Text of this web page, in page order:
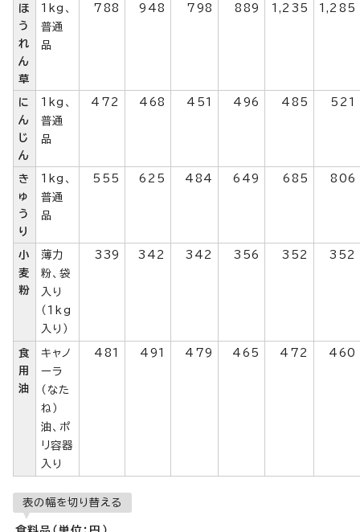
ほ
う
れ
ん
草
1kg、
普通
品
788 948 798 889 1,235 1,285
に
ん
じ
ん
1kg、
普通
品
472 468 451 496 485 521
き
ゅ
う
り
1kg、
普通
品
555 625 484 649 685 806
小
麦
粉
薄力
粉、袋
入り
（1kg
入り）
339 342 342 356 352 352
食
用
油
キャノ
ーラ
（なた
ね）
油、ポ
リ容器
入り
481 491 479 465 472 460
表の幅を切り替える